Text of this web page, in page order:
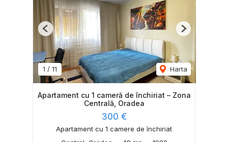
1 / 11 Harta
Previous Next
Apartament cu 1 cameră de închiriat – Zona
Centrală, Oradea
300 €
Apartament cu 1 camere de închiriat